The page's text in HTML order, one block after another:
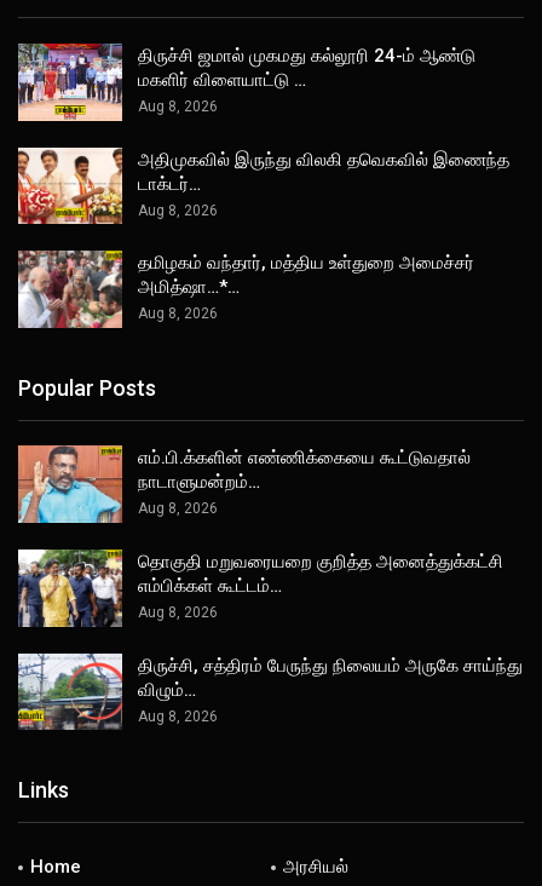
திருச்சி ஜமால் முகமது கல்லூரி 24-ம் ஆண்டு
மகளிர் விளையாட்டு …
Aug 8, 2026
அதிமுகவில் இருந்து விலகி தவெகவில் இணைந்த
டாக்டர்…
Aug 8, 2026
தமிழகம் வந்தார், மத்திய உள்துறை அமைச்சர்
அமித்ஷா…*…
Aug 8, 2026
Popular Posts
எம்.பி.க்களின் எண்ணிக்கையை கூட்டுவதால்
நாடாளுமன்றம்…
Aug 8, 2026
தொகுதி மறுவரையறை குறித்த அனைத்துக்கட்சி
எம்பிக்கள் கூட்டம்…
Aug 8, 2026
திருச்சி, சத்திரம் பேருந்து நிலையம் அருகே சாய்ந்து
விழும்…
Aug 8, 2026
Links
Home அரசியல்